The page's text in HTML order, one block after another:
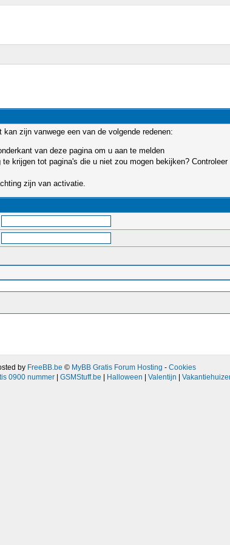
zijn vanwege een van de volgende redenen:
van deze pagina om u aan te melden
krijgen tot pagina's die u niet zou mogen bekijken?
zijn van activatie.
by FreeBB.be © MyBB Gratis Forum Hosting - Cookies
0900 nummer| GSMStuff.be Halloween Valentijn